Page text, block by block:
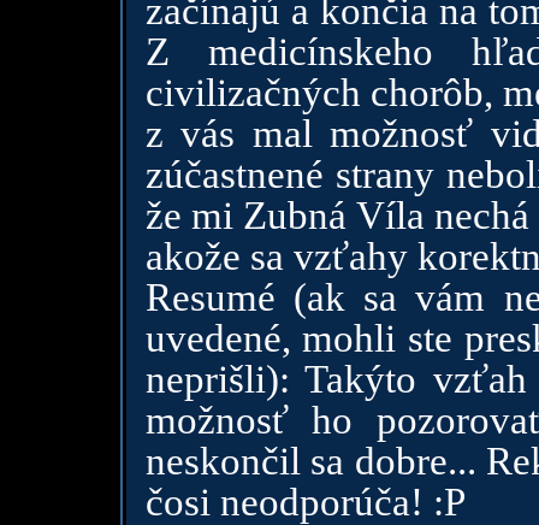
začínajú a končia na
Z medicínskeho
civilizačných chorôb,
z vás mal možnosť
zúčastnené strany
že mi Zubná Víla
akože sa vzťahy
Resumé (ak sa vám
uvedené, mohli ste
neprišli): Takýto
možnosť ho
neskončil sa dobre...
čosi neodporúča! :P